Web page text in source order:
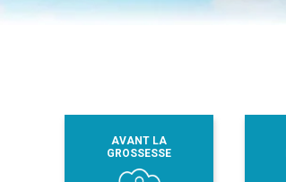
AVANT LA
GROSSESSE